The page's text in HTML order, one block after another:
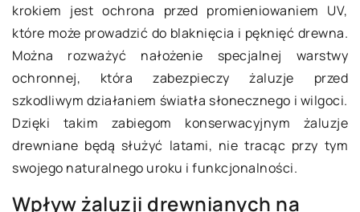
krokiem jest ochrona przed promieniowaniem UV,
które może prowadzić do blaknięcia i pęknięć drewna.
Można rozważyć nałożenie specjalnej warstwy
ochronnej, która zabezpieczy żaluzje przed
szkodliwym działaniem światła słonecznego i wilgoci.
Dzięki takim zabiegom konserwacyjnym żaluzje
drewniane będą służyć latami, nie tracąc przy tym
swojego naturalnego uroku i funkcjonalności.
Wpływ żaluzji drewnianych na